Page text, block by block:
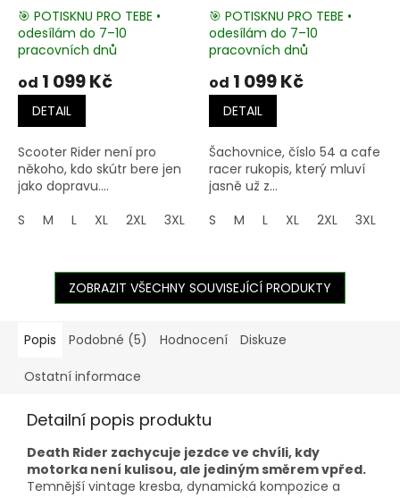
🎯 POTISKNU PRO TEBE •
odesílám do 7–10
pracovních dnů
od 1 099 Kč
DETAIL
Scooter Rider není pro
někoho, kdo skútr bere jen
jako dopravu....
S
M L XL 2XL 3XL 4XL 5XL
🎯 POTISKNU PRO TEBE •
odesílám do 7–10
pracovních dnů
od 1 099 Kč
DETAIL
Šachovnice, číslo 54 a cafe
racer rukopis, který mluví
jasně už z...
S
M L XL 2XL 3XL
ZOBRAZIT VŠECHNY SOUVISEJÍCÍ PRODUKTY
Popis Podobné (5) Hodnocení Diskuze
Ostatní informace
Detailní popis produktu
Death Rider zachycuje jezdce ve chvíli, kdy
motorka není kulisou, ale jediným směrem vpřed.
Temnější vintage kresba, dynamická kompozice a